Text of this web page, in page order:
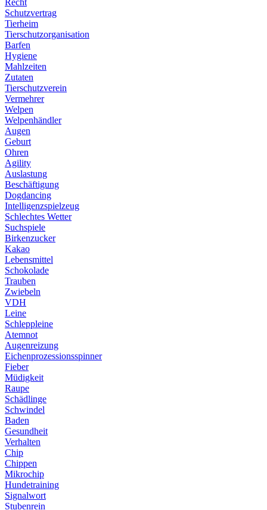
Recht
Schutzvertrag
Tierheim
Tierschutzorganisation
Barfen
Hygiene
Mahlzeiten
Zutaten
Tierschutzverein
Vermehrer
Welpen
Welpenhändler
Augen
Geburt
Ohren
Agility
Auslastung
Beschäftigung
Dogdancing
Intelligenzspielzeug
Schlechtes Wetter
Suchspiele
Birkenzucker
Kakao
Lebensmittel
Schokolade
Trauben
Zwiebeln
VDH
Leine
Schleppleine
Atemnot
Augenreizung
Eichenprozessionsspinner
Fieber
Müdigkeit
Raupe
Schädlinge
Schwindel
Baden
Gesundheit
Verhalten
Chip
Chippen
Mikrochip
Hundetraining
Signalwort
Stubenrein